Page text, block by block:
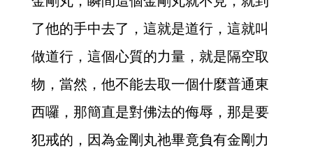
了他的手中去了，這就是道行，這就叫
做道行，這個心質的力量，就是隔空取
物，當然，他不能去取一個什麼普通東
西囉，那簡直是對佛法的侮辱，那是要
犯戒的，因為金剛丸祂畢竟負有金剛力